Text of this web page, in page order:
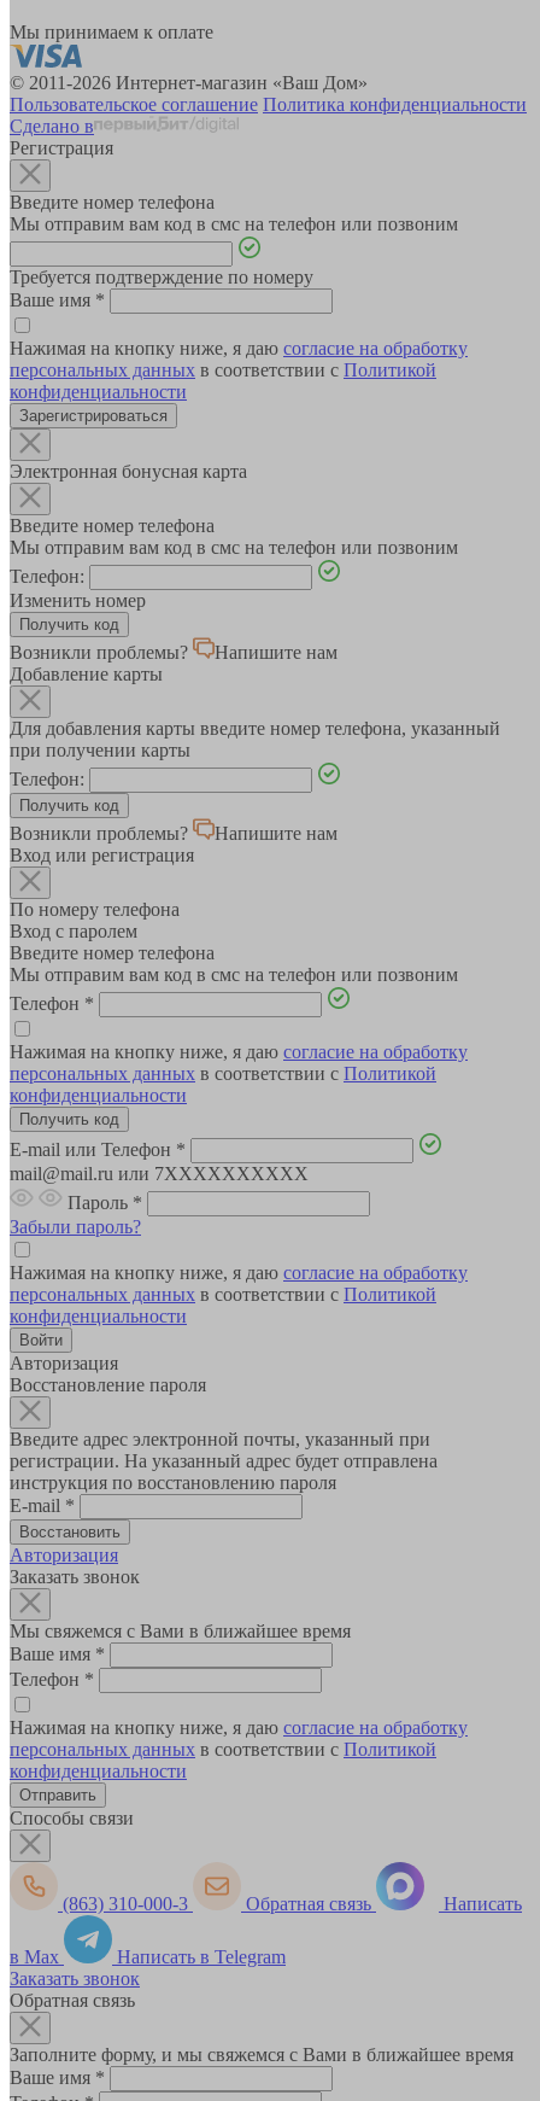
Мы принимаем к оплате
© 2011-2026 Интернет-магазин «Ваш Дом»
Пользовательское соглашение Политика конфиденциальности
Сделано в
Регистрация
Введите номер телефона
Мы отправим вам код в смс на телефон или позвоним
Требуется подтверждение по номеру
Ваше имя *
Нажимая на кнопку ниже, я даю согласие на обработку
персональных данных в соответствии с Политикой
конфиденциальности
Зарегистрироваться
Электронная бонусная карта
Введите номер телефона
Мы отправим вам код в смс на телефон или позвоним
Телефон:
Изменить номер
Возникли проблемы?
Напишите нам
Добавление карты
Для добавления карты введите номер телефона, указанный
при получении карты
Телефон:
Возникли проблемы?
Напишите нам
Вход или регистрация
По номеру телефона
Вход с паролем
Введите номер телефона
Мы отправим вам код в смс на телефон или позвоним
Телефон *
Нажимая на кнопку ниже, я даю согласие на обработку
персональных данных в соответствии с Политикой
конфиденциальности
E-mail или Телефон *
mail@mail.ru или 7XXXXXXXXXX
Пароль *
Забыли пароль?
Нажимая на кнопку ниже, я даю согласие на обработку
персональных данных в соответствии с Политикой
конфиденциальности
Авторизация
Восстановление пароля
Введите адрес электронной почты, указанный при
регистрации. На указанный адрес будет отправлена
инструкция по восстановлению пароля
E-mail *
Авторизация
Заказать звонок
Мы свяжемся с Вами в ближайшее время
Ваше имя *
Телефон *
Нажимая на кнопку ниже, я даю согласие на обработку
персональных данных в соответствии с Политикой
конфиденциальности
Способы связи
(863) 310-000-3 Обратная связь Написать
в Max
Написать в Telegram
Заказать звонок
Обратная связь
Заполните форму, и мы свяжемся с Вами в ближайшее время
Ваше имя *